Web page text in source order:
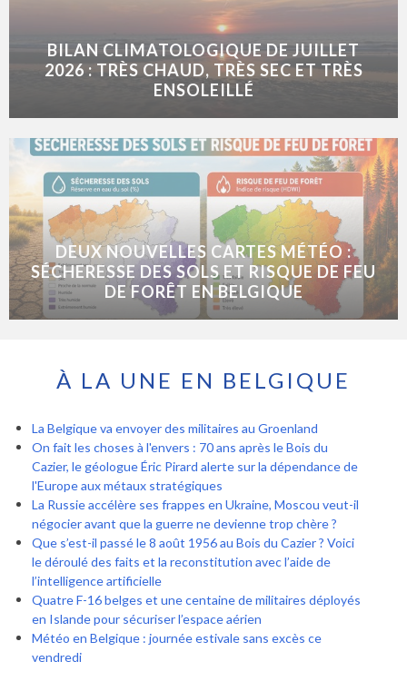
BILAN CLIMATOLOGIQUE DE JUILLET
2026 : TRÈS CHAUD, TRÈS SEC ET TRÈS
ENSOLEILLÉ
DEUX NOUVELLES CARTES MÉTÉO :
SÉCHERESSE DES SOLS ET RISQUE DE FEU
DE FORÊT EN BELGIQUE
À LA UNE EN BELGIQUE
La Belgique va envoyer des militaires au Groenland
On fait les choses à l'envers : 70 ans après le Bois du
Cazier, le géologue Éric Pirard alerte sur la dépendance de
l'Europe aux métaux stratégiques
La Russie accélère ses frappes en Ukraine, Moscou veut-il
négocier avant que la guerre ne devienne trop chère ?
Que s’est-il passé le 8 août 1956 au Bois du Cazier ? Voici
le déroulé des faits et la reconstitution avec l’aide de
l’intelligence artificielle
Quatre F-16 belges et une centaine de militaires déployés
en Islande pour sécuriser l’espace aérien
Météo en Belgique : journée estivale sans excès ce
vendredi